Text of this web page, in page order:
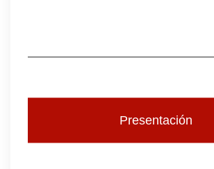
Presentación